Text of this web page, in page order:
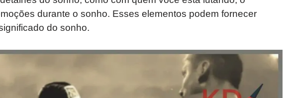
durante o sonho. Esses elementos podem fornecer
do sonho.